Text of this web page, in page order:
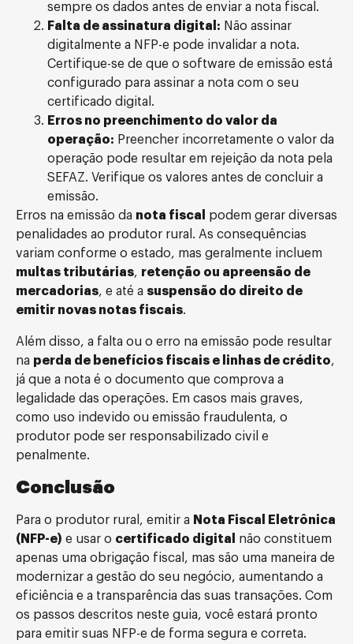
sempre os dados antes de enviar a nota fiscal.
Falta de assinatura digital: Não assinar
digitalmente a NFP-e pode invalidar a nota.
Certifique-se de que o software de emissão está
configurado para assinar a nota com o seu
certificado digital.
Erros no preenchimento do valor da
operação: Preencher incorretamente o valor da
operação pode resultar em rejeição da nota pela
SEFAZ. Verifique os valores antes de concluir a
emissão.
Erros na emissão da nota fiscal
podem gerar diversas
penalidades ao produtor rural. As consequências
variam conforme o estado, mas geralmente incluem
multas tributárias, retenção ou apreensão de
mercadorias, e até a suspensão do direito de
emitir novas notas fiscais.
Além disso, a falta ou o erro na emissão pode resultar
na perda de benefícios fiscais e linhas de crédito,
já que a nota é o documento que comprova a
legalidade das operações. Em casos mais graves,
como uso indevido ou emissão fraudulenta, o
produtor pode ser responsabilizado civil e
penalmente.
Conclusão
Para o produtor rural, emitir a Nota Fiscal Eletrônica
(NFP-e) e usar o certificado digital
não constituem
apenas uma obrigação fiscal, mas são uma maneira de
modernizar a gestão do seu negócio, aumentando a
eficiência e a transparência das suas transações. Com
os passos descritos neste guia, você estará pronto
para emitir suas NFP-e de forma segura e correta.